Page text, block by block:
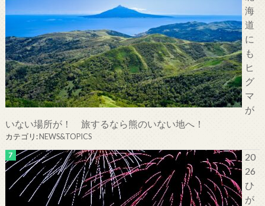
海
道
に
も
ヒ
グ
マ
が
いない場所が！ 旅するなら熊のいない地へ！
カテゴリ:NEWS&TOPICS
20
26
ひ
が